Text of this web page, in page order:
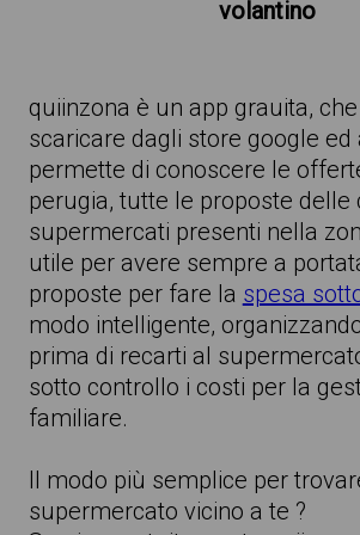
volantino
quiinzona è un app grauita,
scaricare dagli store google ed
permette di conoscere le
perugia, tutte le proposte delle
supermercati presenti nella
utile per avere sempre a
proposte per fare la spesa
modo intelligente,
prima di recarti al
sotto controllo i costi per la
familiare.
Il modo più semplice per
supermercato vicino a te ?